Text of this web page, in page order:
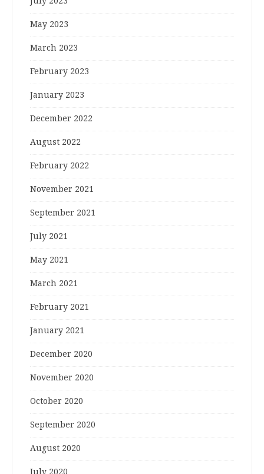
May 2023
March 2023
February 2023
January 2023
December 2022
August 2022
February 2022
November 2021
September 2021
July 2021
May 2021
March 2021
February 2021
January 2021
December 2020
November 2020
October 2020
September 2020
August 2020
July 2020